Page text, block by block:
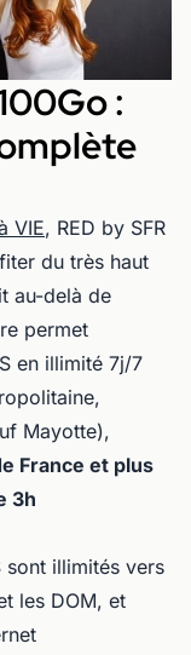
:
VIE, RED by SFR
du très haut
au-delà de
permet
en illimité 7j/7
Mayotte),
France et plus
3h
sont illimités vers
les DOM, et